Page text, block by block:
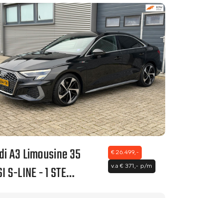
A3 Limousine 35
S-LINE - 1 STE
€ 26.499,-
v.a € 371,- p/m